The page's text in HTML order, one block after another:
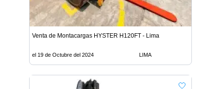
Venta de Montacargas HYSTER H120FT - Lima
el 19 de Octubre del 2024 LIMA